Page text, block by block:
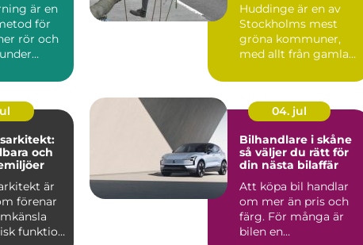
är en
för
rör och
Huddinge är en av
Stockholms mest
gröna kommuner,
med allt från gamla
naturtomter till...
och
är
förenar
funktion
04. jul
Bilhandlare i skåne
så väljer du rätt för
din nästa bilaffär
Att köpa bil handlar
om mer än pris och
färg. För många är
bilen en